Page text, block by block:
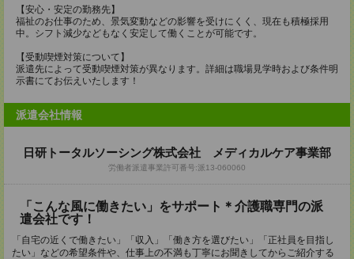
【安心・安定の勤務先】
福祉のお仕事のため、景気変動などの影響を受けにくく、現在も積極採用
中。シフト減少などもなく安定して働くことが可能です。
【受動喫煙対策について】
派遣先によって受動喫煙対策が異なります。詳細は職場見学時および条件明
示書にてお伝えいたします！
派遣会社情報
日研トータルソーシング株式会社 メディカルケア事業部
労働者派遣事業許可番号:派13-060060
「こんな風に働きたい」をサポート＊介護職専門の派
遣会社です！
「自宅の近くで働きたい」「収入」「働き方を選びたい」「正社員を目指し
たい」などの希望条件や、仕事上の不満も丁寧にお聞きしてからご紹介する